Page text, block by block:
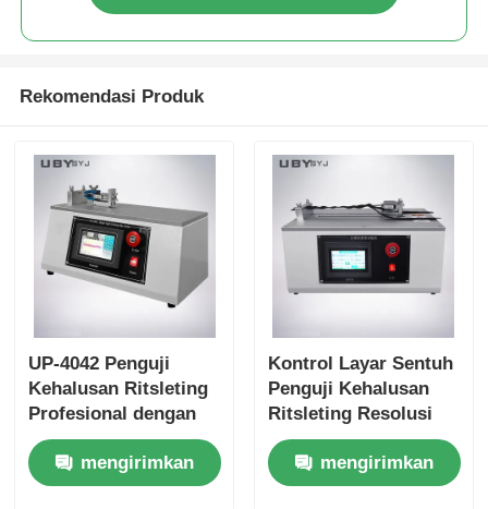
Rekomendasi Produk
UP-4042 Penguji
Kehalusan Ritsleting
Profesional dengan
Kecepatan Pengujian
1250 ± 50mm/Menit,
Rentang Gaya 0~50N,
mengirimkan
Kontrol Layar Sentuh
Penguji Kehalusan
Ritsleting Resolusi
Tinggi dengan
Pengukuran Gaya
0~50N
mengirimkan